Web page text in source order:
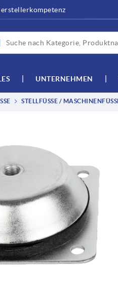
UNTERNEHMEN
STELLFÜSSE / MASCHINENFÜSSE